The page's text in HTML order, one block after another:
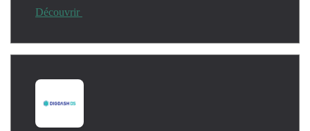
Découvrir